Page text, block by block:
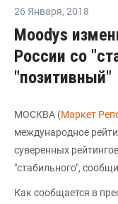
26 Января, 2018
Moodys
России со
"позитивный"
МОСКВА (Маркет
международное
суверенных
"стабильного",
Как сообщается в